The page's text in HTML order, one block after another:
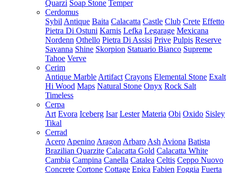
Quarzi Soap Stone Temper
Cerdomus
Sybil Antique Baita Calacatta Castle Club Crete Effetto
Pietra Di Ostuni Karnis Lefka Legarage Mexicana
Nordenn Othello Pietra Di Assisi Prive Pulpis Reserve
Savanna Shine Skorpion Statuario Bianco Supreme
Tahoe Verve
Cerim
Antique Marble Artifact Crayons Elemental Stone Exalt
Hi Wood Maps Natural Stone Onyx Rock Salt
Timeless
Cerpa
Art Evora Iceberg Isar Lester Materia Obi Oxido Sisley
Tikal
Cerrad
Acero Apenino Aragon Arbaro Ash Aviona Batista
Brazilian Quarzite Calacatta Gold Calacatta White
Cambia Campina Canella Catalea Celtis Ceppo Nuovo
Concrete Cortone Cottage Epica Fabien Foggia Fuerta